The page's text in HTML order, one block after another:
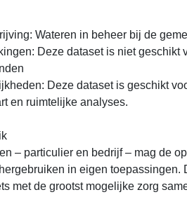
Wateren in beheer bij de
Deze dataset is niet geschikt
Deze dataset is geschikt
en ruimtelijke analyses.
– particulier en bedrijf – mag de
in eigen toepassingen.
met de grootst mogelijke zorg